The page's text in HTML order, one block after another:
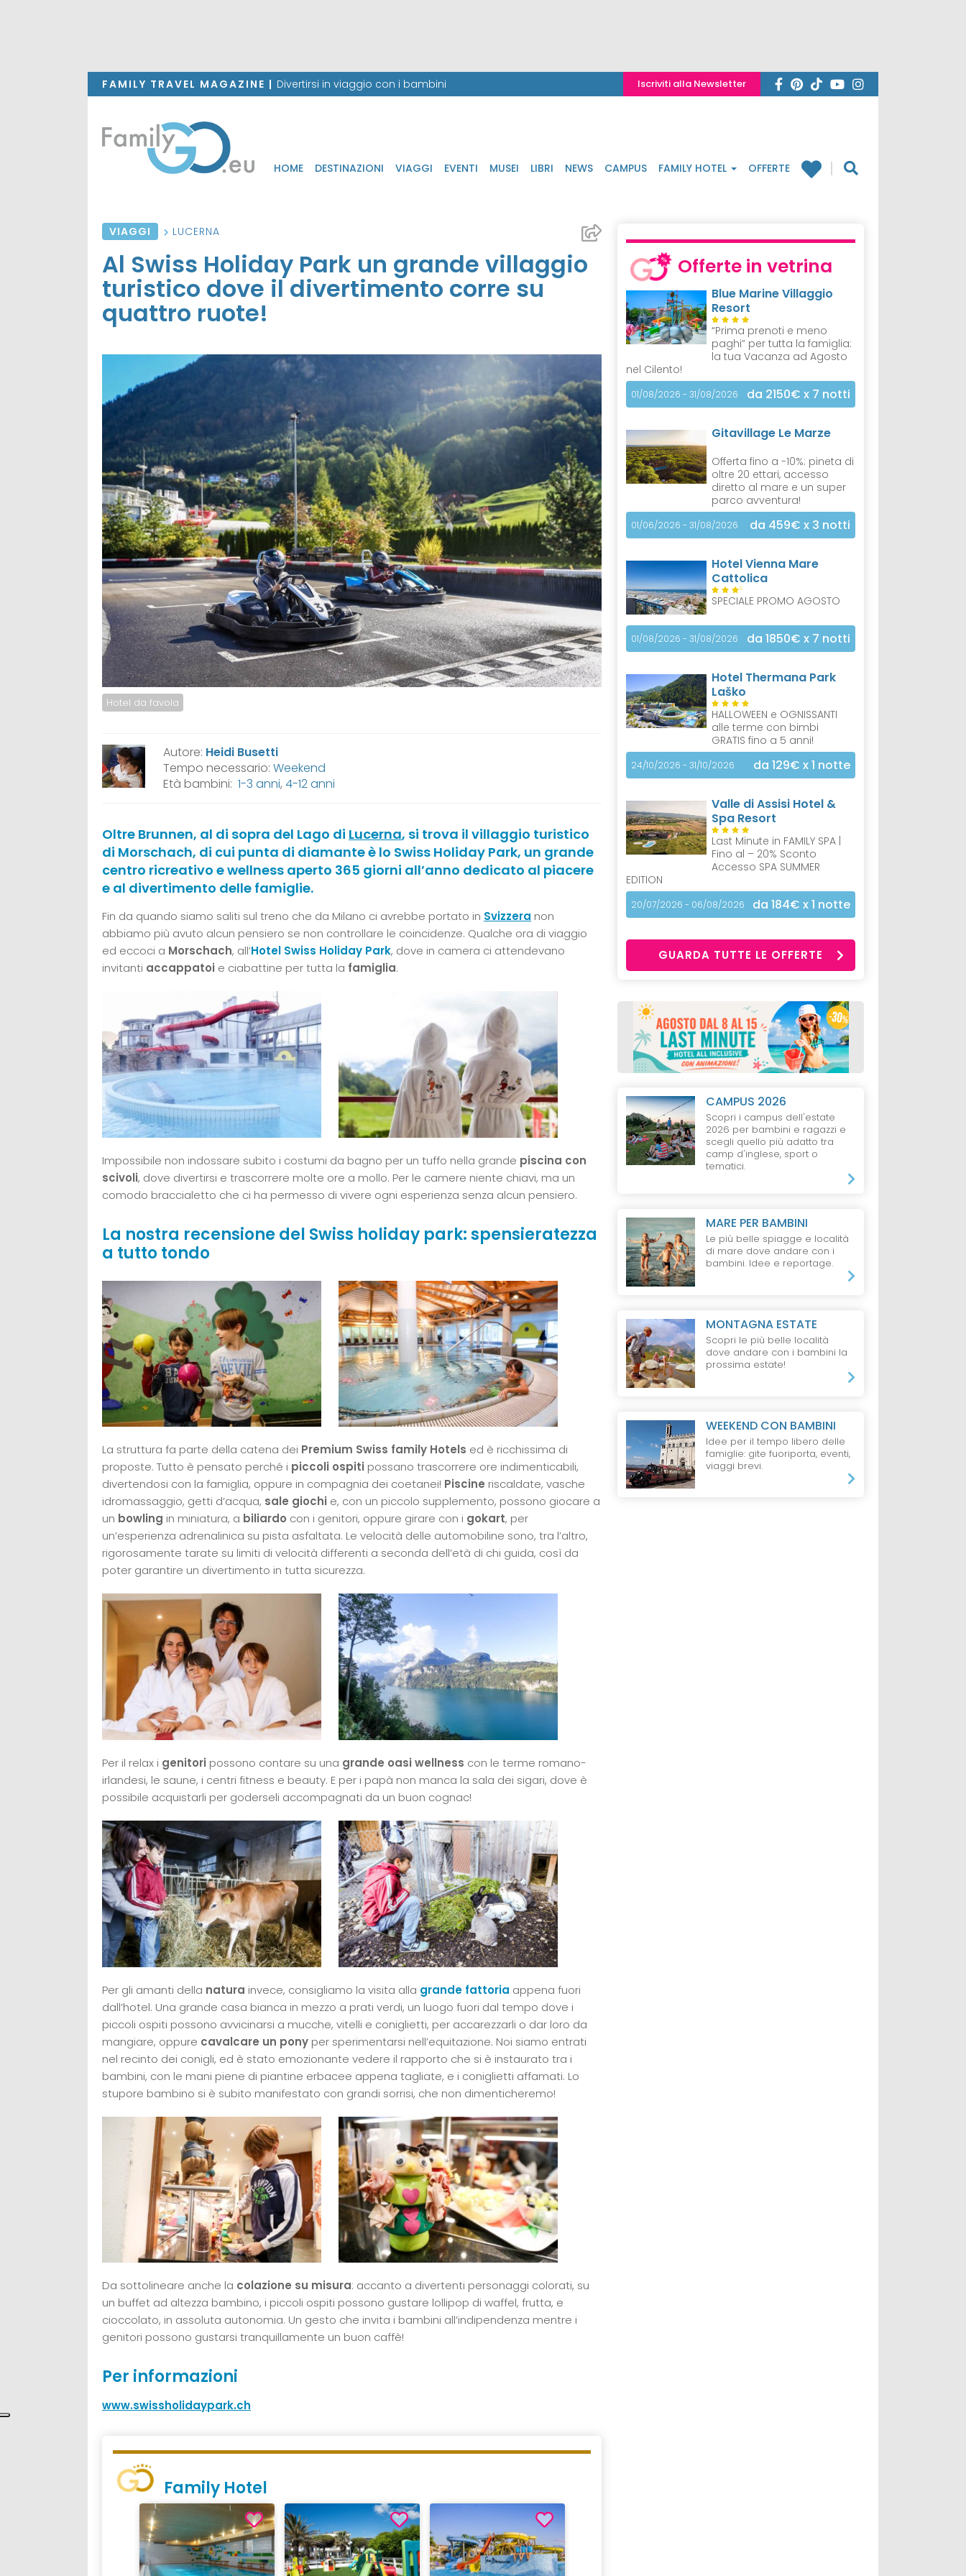
FAMILY TRAVEL MAGAZINE | Divertirsi in viaggio con i bambini Iscriviti alla Newsletter
HOME DESTINAZIONI VIAGGI EVENTI MUSEI LIBRI NEWS CAMPUS FAMILY HOTEL OFFERTE
VIAGGI LUCERNA
Al Swiss Holiday Park un grande villaggio
turistico dove il divertimento corre su
quattro ruote!
Hotel da favola
Autore: Heidi Busetti
Tempo necessario: Weekend
Età bambini: 1-3 anni, 4-12 anni
Oltre Brunnen, al di sopra del Lago di Lucerna, si trova il villaggio turistico
di Morschach, di cui punta di diamante è lo Swiss Holiday Park, un grande
centro ricreativo e wellness aperto 365 giorni all’anno dedicato al piacere
e al divertimento delle famiglie.
Fin da quando siamo saliti sul treno che da Milano ci avrebbe portato in Svizzera non
abbiamo più avuto alcun pensiero se non controllare le coincidenze. Qualche ora di viaggio
ed eccoci a Morschach, all’Hotel Swiss Holiday Park, dove in camera ci attendevano
invitanti accappatoi e ciabattine per tutta la famiglia.
Impossibile non indossare subito i costumi da bagno per un tuffo nella grande piscina con
scivoli, dove divertirsi e trascorrere molte ore a mollo. Per le camere niente chiavi, ma un
comodo braccialetto che ci ha permesso di vivere ogni esperienza senza alcun pensiero.
La nostra recensione del Swiss holiday park: spensieratezza
a tutto tondo
La struttura fa parte della catena dei Premium Swiss family Hotels ed è ricchissima di
proposte. Tutto è pensato perché i piccoli ospiti possano trascorrere ore indimenticabili,
divertendosi con la famiglia, oppure in compagnia dei coetanei! Piscine riscaldate, vasche
idromassaggio, getti d’acqua, sale giochi e, con un piccolo supplemento, possono giocare a
un bowling in miniatura, a biliardo con i genitori, oppure girare con i gokart, per
un’esperienza adrenalinica su pista asfaltata. Le velocità delle automobiline sono, tra l’altro,
rigorosamente tarate su limiti di velocità differenti a seconda dell’età di chi guida, così da
poter garantire un divertimento in tutta sicurezza.
Per il relax i genitori possono contare su una grande oasi wellness con le terme romano-
irlandesi, le saune, i centri fitness e beauty. E per i papà non manca la sala dei sigari, dove è
possibile acquistarli per goderseli accompagnati da un buon cognac!
Per gli amanti della natura invece, consigliamo la visita alla grande fattoria appena fuori
dall’hotel. Una grande casa bianca in mezzo a prati verdi, un luogo fuori dal tempo dove i
piccoli ospiti possono avvicinarsi a mucche, vitelli e coniglietti, per accarezzarli o dar loro da
mangiare, oppure cavalcare un pony per sperimentarsi nell’equitazione. Noi siamo entrati
nel recinto dei conigli, ed è stato emozionante vedere il rapporto che si è instaurato tra i
bambini, con le mani piene di piantine erbacee appena tagliate, e i coniglietti affamati. Lo
stupore bambino si è subito manifestato con grandi sorrisi, che non dimenticheremo!
Da sottolineare anche la colazione su misura: accanto a divertenti personaggi colorati, su
un buffet ad altezza bambino, i piccoli ospiti possono gustare lollipop di waffel, frutta, e
cioccolato, in assoluta autonomia. Un gesto che invita i bambini all’indipendenza mentre i
genitori possono gustarsi tranquillamente un buon caffè!
Per informazioni
www.swissholidaypark.ch
Family Hotel
Offerte in vetrina
Blue Marine Villaggio
Resort
“Prima prenoti e meno
paghi” per tutta la famiglia:
la tua Vacanza ad Agosto
nel Cilento!
01/08/2026 - 31/08/2026 da 2150€ x 7 notti
Gitavillage Le Marze
Offerta fino a -10%: pineta di
oltre 20 ettari, accesso
diretto al mare e un super
parco avventura!
01/06/2026 - 31/08/2026 da 459€ x 3 notti
Hotel Vienna Mare
Cattolica
S
SPECIALE PROMO AGOSTO
01/08/2026 - 31/08/2026 da 1850€ x 7 notti
Hotel Thermana Park
Laško
HALLOWEEN e OGNISSANTI
alle terme con bimbi
GRATIS fino a 5 anni!
24/10/2026 - 31/10/2026 da 129€ x 1 notte
Valle di Assisi Hotel &
Spa Resort
Last Minute in FAMILY SPA |
Fino al – 20% Sconto
Accesso SPA SUMMER
EDITION
20/07/2026 - 06/08/2026 da 184€ x 1 notte
GUARDA TUTTE LE OFFERTE
CAMPUS 2026
Scopri i campus dell'estate
2026 per bambini e ragazzi e
scegli quello più adatto tra
camp d'inglese, sport o
tematici.
MARE PER BAMBINI
Le più belle spiagge e località
di mare dove andare con i
bambini. Idee e reportage.
MONTAGNA ESTATE
Scopri le più belle località
dove andare con i bambini la
prossima estate!
WEEKEND CON BAMBINI
Idee per il tempo libero delle
famiglie: gite fuoriporta, eventi,
viaggi brevi.